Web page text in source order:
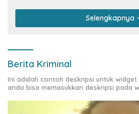
Selengkapnya
Berita Kriminal
Ini adalah contoh deskripsi untuk
anda bisa memasukkan deskripsi pada